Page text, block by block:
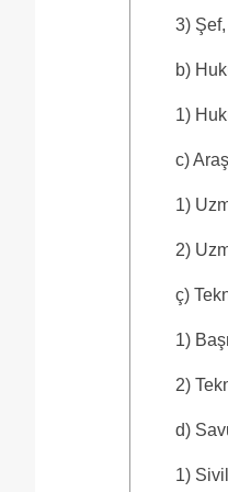
3)
b)
1)
c)
1)
2)
ç)
1)
2)
d)
1)